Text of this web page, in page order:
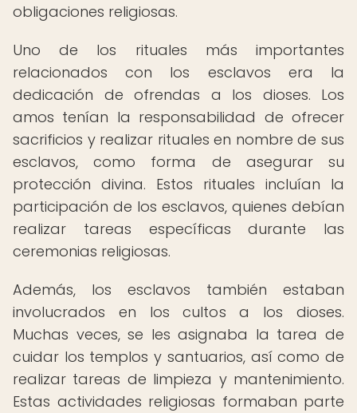
obligaciones religiosas.
Uno de los rituales más importantes
relacionados con los esclavos era la
dedicación de ofrendas a los dioses. Los
amos tenían la responsabilidad de ofrecer
sacrificios y realizar rituales en nombre de sus
esclavos, como forma de asegurar su
protección divina. Estos rituales incluían la
participación de los esclavos, quienes debían
realizar tareas específicas durante las
ceremonias religiosas.
Además, los esclavos también estaban
involucrados en los cultos a los dioses.
Muchas veces, se les asignaba la tarea de
cuidar los templos y santuarios, así como de
realizar tareas de limpieza y mantenimiento.
Estas actividades religiosas formaban parte